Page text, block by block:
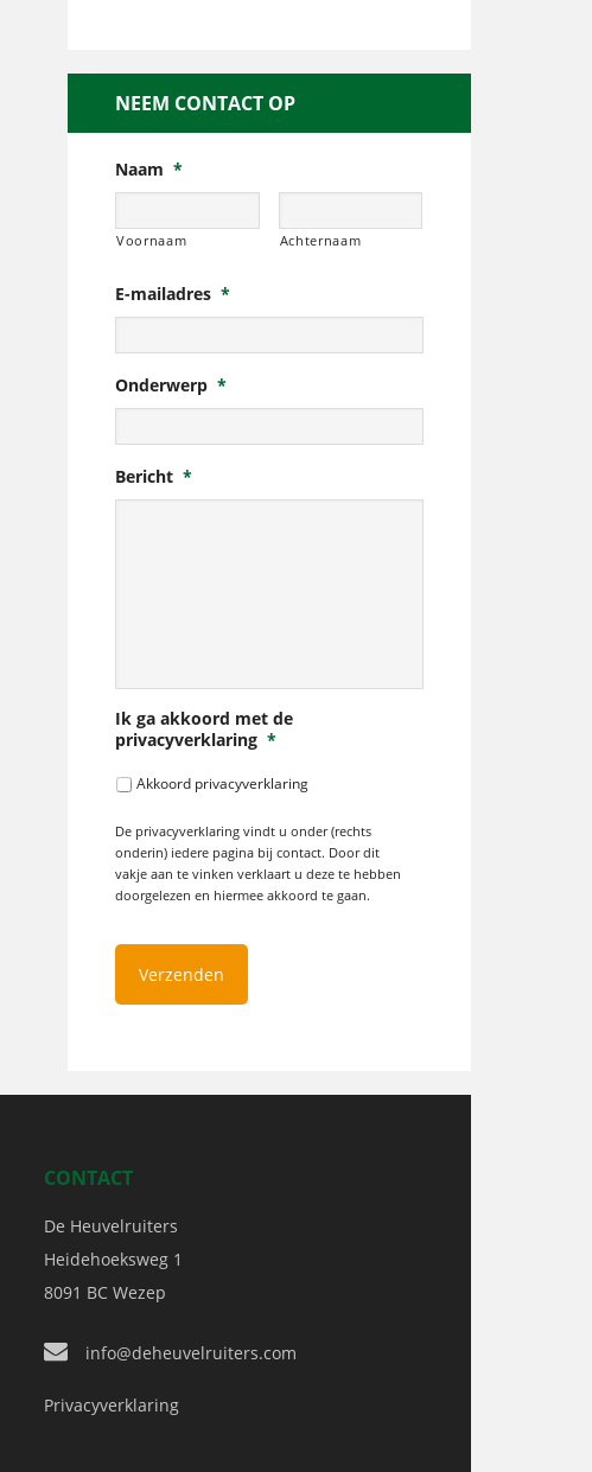
NEEM CONTACT OP
Naam *
Voornaam Achternaam
E-mailadres *
Onderwerp *
Bericht *
Ik ga akkoord met de
privacyverklaring *
Akkoord privacyverklaring
De privacyverklaring vindt u onder (rechts
onderin) iedere pagina bij contact. Door dit
vakje aan te vinken verklaart u deze te hebben
doorgelezen en hiermee akkoord te gaan.
CONTACT
De Heuvelruiters
Heidehoeksweg 1
8091 BC Wezep
info@deheuvelruiters.com
Privacyverklaring